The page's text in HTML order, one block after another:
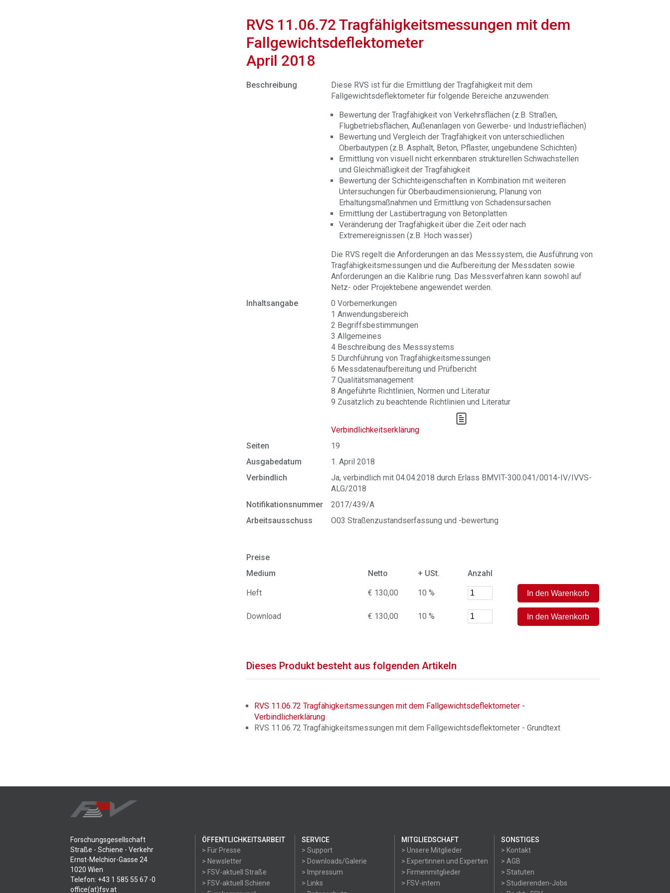
RVS 11.06.72 Tragfähigkeitsmessungen mit dem
Fallgewichtsdeflektometer
April 2018
Beschreibung
Diese RVS ist für die Ermittlung der Tragfähigkeit mit dem
Fallgewichtsdeflektometer für folgende Bereiche anzuwenden:
Bewertung der Tragfähigkeit von Verkehrsflächen (z.B. Straßen,
Flugbetriebsflächen, Außenanlagen von Gewerbe- und Industrieflächen)
Bewertung und Vergleich der Tragfähigkeit von unterschiedlichen
Oberbautypen (z.B. Asphalt, Beton, Pflaster, ungebundene Schichten)
Ermittlung von visuell nicht erkennbaren strukturellen Schwachstellen
und Gleichmäßigkeit der Tragfähigkeit
Bewertung der Schichteigenschaften in Kombination mit weiteren
Untersuchungen für Oberbaudimensionierung, Planung von
Erhaltungsmaßnahmen und Ermittlung von Schadensursachen
Ermittlung der Lastübertragung von Betonplatten
Veränderung der Tragfähigkeit über die Zeit oder nach
Extremereignissen (z.B. Hoch wasser)
Die RVS regelt die Anforderungen an das Messsystem, die Ausführung von
Tragfähigkeitsmessungen und die Aufbereitung der Messdaten sowie
Anforderungen an die Kalibrie rung. Das Messverfahren kann sowohl auf
Netz- oder Projektebene angewendet werden.
Inhaltsangabe
0 Vorbemerkungen
1 Anwendungsbereich
2 Begriffsbestimmungen
3 Allgemeines
4 Beschreibung des Messsystems
5 Durchführung von Tragfähigkeitsmessungen
6 Messdatenaufbereitung und Prüfbericht
7 Qualitätsmanagement
8 Angeführte Richtlinien, Normen und Literatur
9 Zusätzlich zu beachtende Richtlinien und Literatur
Verbindlichkeitserklärung
Seiten
19
Ausgabedatum
1. April 2018
Verbindlich
Ja, verbindlich mit 04.04.2018 durch Erlass BMVIT-300.041/0014-IV/IVVS-
ALG/2018
Notifikationsnummer
2017/439/A
Arbeitsausschuss
O03 Straßenzustandserfassung und -bewertung
Preise
Medium
Netto + USt. Anzahl
Heft € 130,00 10 %
Download € 130,00 10 %
Dieses Produkt besteht aus folgenden Artikeln
RVS 11.06.72 Tragfähigkeitsmessungen mit dem Fallgewichtsdeflektometer -
Verbindlicherklärung
RVS 11.06.72 Tragfähigkeitsmessungen mit dem Fallgewichtsdeflektometer - Grundtext
Forschungsgesellschaft
Straße - Schiene - Verkehr
Ernst-Melchior-Gasse 24
1020 Wien
Telefon: +43 1 585 55 67 -0
office(at)fsv.at
ÖFFENTLICHKEITSARBEIT
> Für Presse
> Newsletter
> FSV-aktuell Straße
> FSV-aktuell Schiene
SERVICE
> Support
> Downloads/Galerie
> Impressum
> Links
MITGLIEDSCHAFT
> Unsere Mitglieder
> Expertinnen und Experten
> Firmenmitglieder
> FSV-intern
SONSTIGES
> Kontakt
> AGB
> Statuten
> Studierenden-Jobs